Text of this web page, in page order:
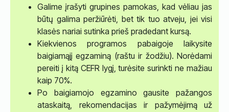
Galime įrašyti grupines pamokas, kad vėliau jas
būtų galima peržiūrėti, bet tik tuo atveju, jei visi
klasės nariai sutinka prieš pradedant kursą.
Kiekvienos programos pabaigoje laikysite
baigiamąjį egzaminą (raštu ir žodžiu). Norėdami
pereiti į kitą CEFR lygį, turėsite surinkti ne mažiau
kaip 70%.
Po baigiamojo egzamino gausite pažangos
ataskaitą, rekomendacijas ir pažymėjimą už